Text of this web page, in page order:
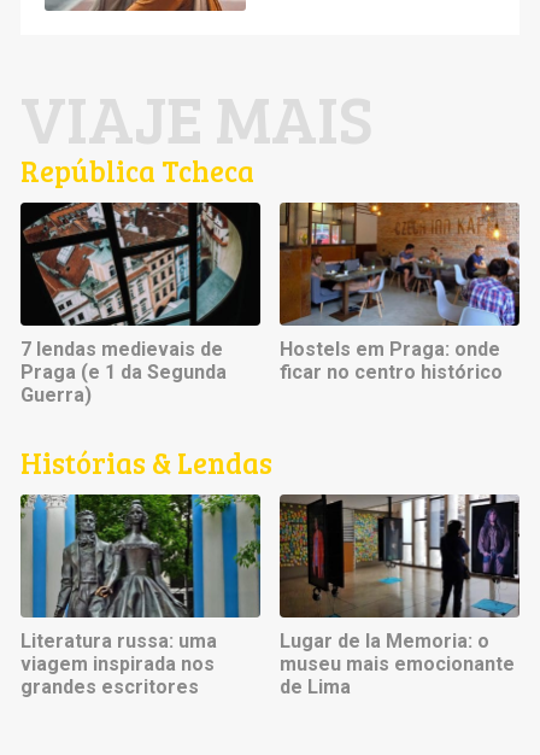
VIAJE MAIS
República Tcheca
7 lendas medievais de
Praga (e 1 da Segunda
Guerra)
Hostels em Praga: onde
ficar no centro histórico
Histórias & Lendas
Literatura russa: uma
viagem inspirada nos
grandes escritores
Lugar de la Memoria: o
museu mais emocionante
de Lima